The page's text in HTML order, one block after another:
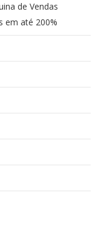
de Vendas
em até 200%